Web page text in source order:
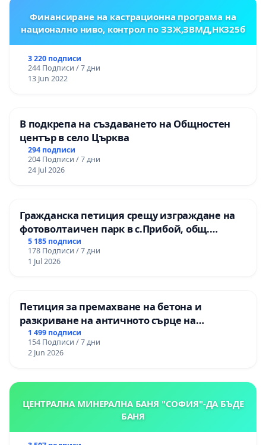
Финансиране на кастрационна програма на
национално ниво, контрол по ЗЗЖ,ЗВМД,НК325б
3 220 подписи
244 Подписи / 7 дни
13 Jun 2022
В подкрепа на създаването на Общностен
център в село Църква
294 подписи
204 Подписи / 7 дни
24 Jul 2026
Гражданска петиция срещу изграждане на
фотоволтаичен парк в с.Прибой, общ.
Радомир
5 185 подписи
178 Подписи / 7 дни
1 Jul 2026
Петиция за премахване на бетона и
разкриване на античното сърце на
Могиланската могила във Враца
1 499 подписи
154 Подписи / 7 дни
2 Jun 2026
ЦЕНТРАЛНА МИНЕРАЛНА БАНЯ "СОФИЯ"-ДА БЪДЕ
БАНЯ